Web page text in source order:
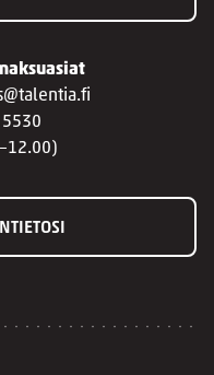
5530